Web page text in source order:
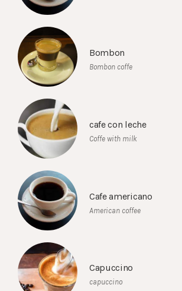
Bombon
Bombon coffe
cafe con leche
Coffe with milk
Cafe americano
American coffee
Capuccino
capuccino